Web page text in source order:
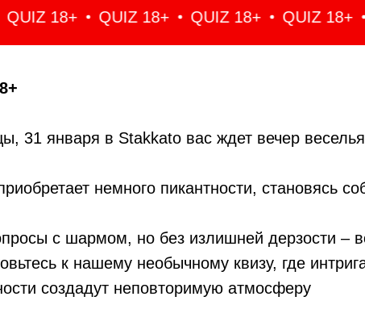
18+ QUIZ 18+ QUIZ 18+ QUIZ 18+
31 января в Stakkato вас ждет вечер
немного пикантности, становясь
с шармом, но без излишней дерзости –
к нашему необычному квизу, где
создадут неповторимую атмосферу